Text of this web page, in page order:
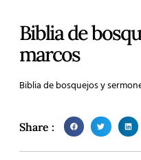
Biblia de
marcos
Biblia de bosquejos y
Share :